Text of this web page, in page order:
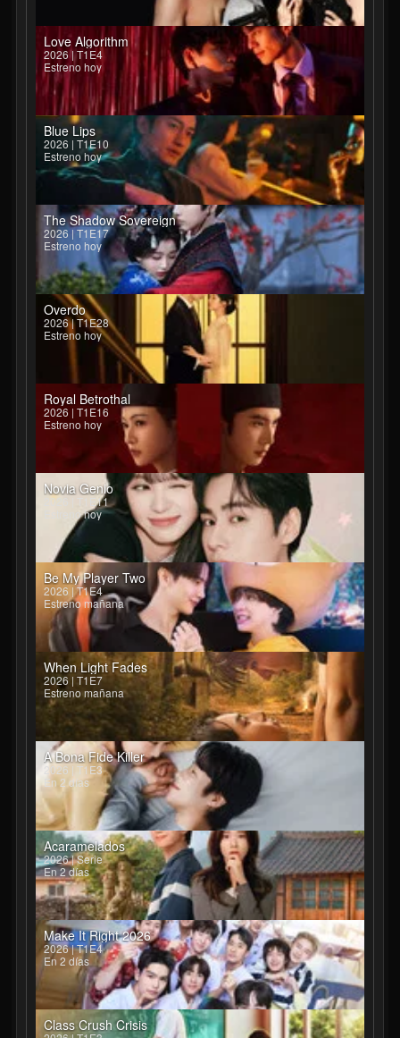
Love Algorithm
2026 | T1E4
Estreno hoy
Blue Lips
2026 | T1E10
Estreno hoy
The Shadow Sovereign
2026 | T1E17
Estreno hoy
Overdo
2026 | T1E28
Estreno hoy
Royal Betrothal
2026 | T1E16
Estreno hoy
Novia Genio
2026 | T1E11
Estreno hoy
Be My Player Two
2026 | T1E4
Estreno mañana
When Light Fades
2026 | T1E7
Estreno mañana
A Bona Fide Killer
2026 | T1E3
En 2 días
Acaramelados
2026 | Serie
En 2 días
Make It Right 2026
2026 | T1E4
En 2 días
Class Crush Crisis